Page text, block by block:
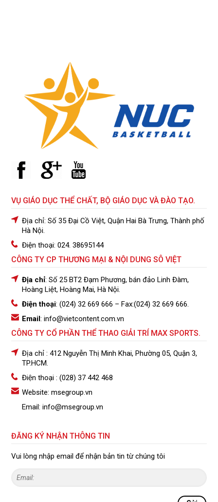
VỤ GIÁO DỤC THỂ CHẤT, BỘ GIÁO DỤC VÀ ĐÀO TẠO.
Địa chỉ: Số 35 Đại Cồ Việt, Quận Hai Bà Trưng, Thành phố
Hà Nội.
Điện thoại: 024. 38695144
CÔNG TY CP THƯƠNG MẠI & NỘI DUNG SÔ VIỆT
Địa chỉ: Số 25 BT2 Đạm Phương, bán đảo Linh Đàm,
Hoàng Liệt, Hoàng Mai, Hà Nội.
Điện thoại: (024) 32 669 666 – Fax:(024) 32 669 666.
Email: info@vietcontent.com.vn
CÔNG TY CỔ PHẦN THỂ THAO GIẢI TRÍ MAX SPORTS.
Địa chỉ : 412 Nguyễn Thị Minh Khai, Phường 05, Quận 3,
TP.HCM.
Điện thoại : (028) 37 442 468
Website: msegroup.vn
Email: info@msegroup.vn
ĐĂNG KÝ NHẬN THÔNG TIN
Vui lòng nhập email để nhận bản tin từ chúng tôi